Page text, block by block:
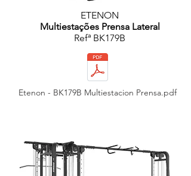
ETENON
Multiestações Prensa Lateral
Refª BK179B
Etenon - BK179B Multiestacion Prensa.pdf